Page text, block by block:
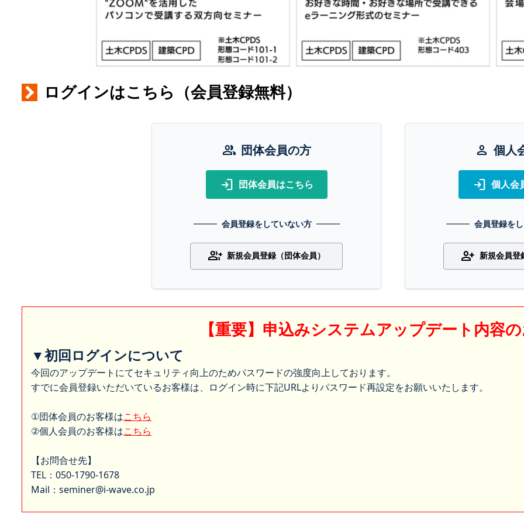
ログインはこちら（会員登録無料）
group 団体会員の方
login 団体会員はこちら
会員登録をしていない方
group_add 新規会員登録（団体会員）
person 個人
login 個人会
会員登録を
person_add 新規会員登
【重要】申込みシステムアップデート内容
▼初回ログインについて
今回のアップデートにてセキュリティ向上のためパスワードの強度向上しております。
すでに会員登録いただいているお客様は、ログイン時に下記URLよりパスワード再設定をお願いいたします。
①団体会員のお客様はこちら
②個人会員のお客様はこちら
【お問合せ先】
TEL：050-1790-1678
Mail：seminer@i-wave.co.jp